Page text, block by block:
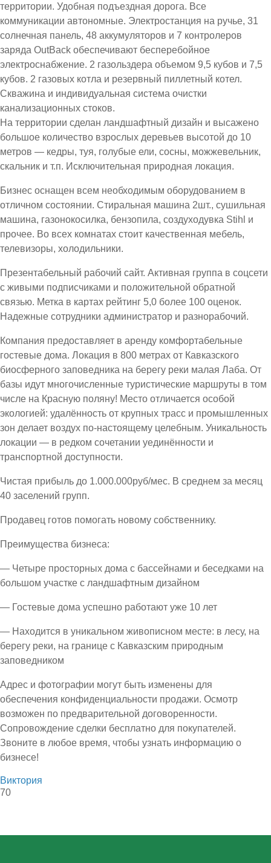
территории. Удобная подъездная дорога. Все
коммуникации автономные. Электростанция на ручье, 31
солнечная панель, 48 аккумуляторов и 7 контролеров
заряда OutBack обеспечивают бесперебойное
электроснабжение. 2 газольздера объемом 9,5 кубов и 7,5
кубов. 2 газовых котла и резервный пиллетный котел.
Скважина и индивидуальная система очистки
канализационных стоков.
На территории сделан ландшафтный дизайн и высажено
большое количество взрослых деревьев высотой до 10
метров — кедры, туя, голубые ели, сосны, можжевельник,
скальник и т.п. Исключительная природная локация.
Бизнес оснащен всем необходимым оборудованием в
отличном состоянии. Стиральная машина 2шт., сушильная
машина, газонокосилка, бензопила, создуходувка Stihl и
прочее. Во всех комнатах стоит качественная мебель,
телевизоры, холодильники.
Презентабельный рабочий сайт. Активная группа в соцсети
с живыми подписчиками и положительной обратной
связью. Метка в картах рейтинг 5,0 более 100 оценок.
Надежные сотрудники администратор и разнорабочий.
Компания предоставляет в аренду комфортабельные
гостевые дома. Локация в 800 метрах от Кавказского
биосферного заповедника на берегу реки малая Лаба. От
базы идут многочисленные туристические маршруты в том
числе на Красную поляну! Место отличается особой
экологией: удалённость от крупных трасс и промышленных
зон делает воздух по-настоящему целебным. Уникальность
локации — в редком сочетании уединённости и
транспортной доступности.
Чистая прибыль до 1.000.000руб/мес. В среднем за месяц
40 заселений групп.
Продавец готов помогать новому собственнику.
Преимущества бизнеса:
— Четыре просторных дома с бассейнами и беседками на
большом участке с ландшафтным дизайном
— Гостевые дома успешно работают уже 10 лет
— Находится в уникальном живописном месте: в лесу, на
берегу реки, на границе с Кавказским природным
заповедником
Адрес и фотографии могут быть изменены для
обеспечения конфиденциальности продажи. Осмотр
возможен по предварительной договоренности.
Сопровождение сделки бесплатно для покупателей.
Звоните в любое время, чтобы узнать информацию о
бизнесе!
Виктория
70